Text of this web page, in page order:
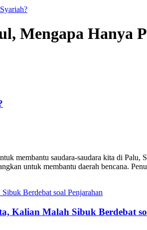
Mengapa Hanya
membantu saudara-saudara kita di Palu,
untuk membantu daerah bencana.
Kalian Malah Sibuk Berdebat